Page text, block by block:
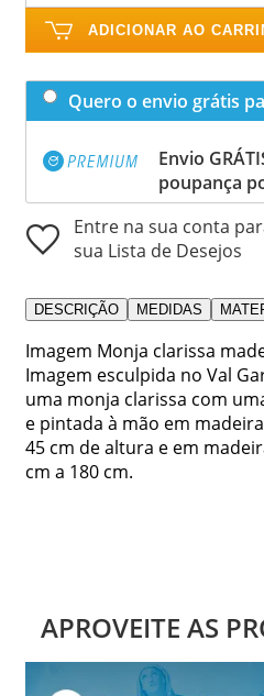
ADICIONAR AO
Quero o envio grátis
Envio
poupança
Entre na sua conta
sua Lista de Desejos
DESCRIÇÃO MEDIDAS
Imagem Monja clarissa
Imagem esculpida no Val
uma monja clarissa com
e pintada à mão em
45 cm de altura e em
cm a 180 cm.
APROVEITE AS